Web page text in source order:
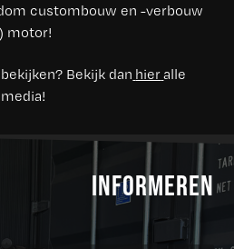
custombouw en -verbouw
motor!
Bekijk dan hieralle
INFORMEREN